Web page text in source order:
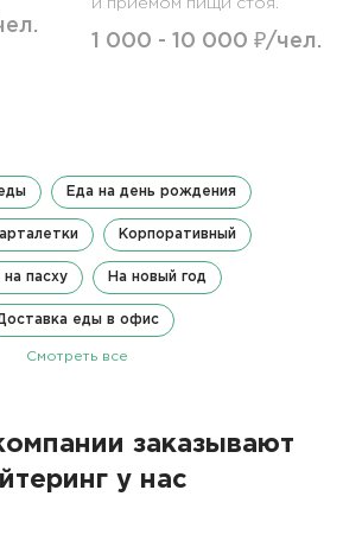
и приемом пищи стоя.
1 000 - 10 000 ₽/чел.
Еда на день рождения
Корпоративный
на пасху На новый год
еды в офис
Смотреть все
заказывают
у нас